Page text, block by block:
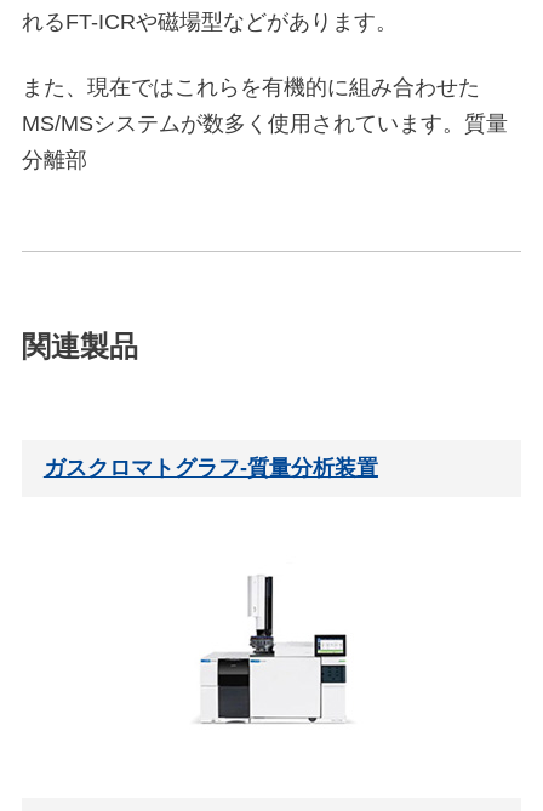
れるFT-ICRや磁場型などがあります。
また、現在ではこれらを有機的に組み合わせた
MS/MSシステムが数多く使用されています。質量
分離部
関連製品
ガスクロマトグラフ-質量分析装置